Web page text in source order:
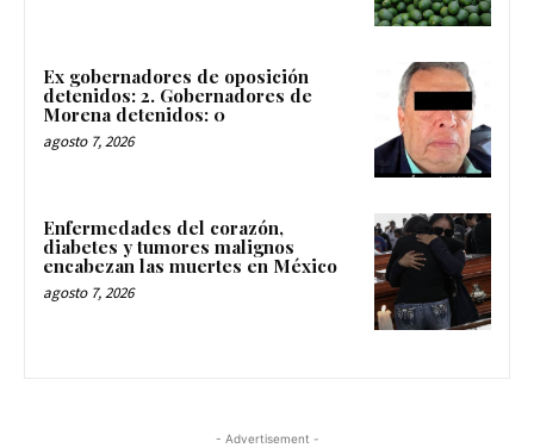
Ex gobernadores de oposición
detenidos: 2. Gobernadores de
Morena detenidos: 0
agosto 7, 2026
Enfermedades del corazón,
diabetes y tumores malignos
encabezan las muertes en México
agosto 7, 2026
- Advertisement -